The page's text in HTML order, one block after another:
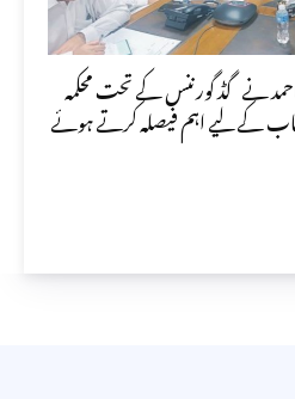
نے گڈ گورننس کے تحت محکمہ
کے لیے اہم فیصلہ کرتے ہوئے